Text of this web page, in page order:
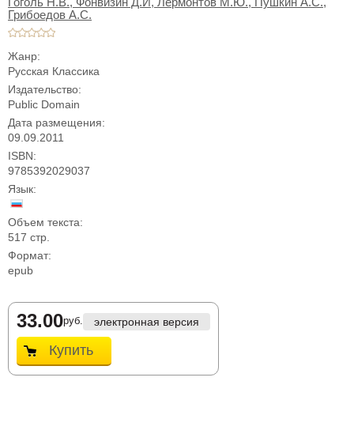
Грибоедов А.С.
Жанр:
Русская Классика
Издательство:
Public Domain
Дата размещения:
09.09.2011
ISBN:
9785392029037
Язык:
Объем текста:
517 стр.
Формат:
epub
33.00руб. электронная версия
Купить